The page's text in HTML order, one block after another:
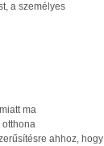
a személyes
ma
otthona
ahhoz, hogy